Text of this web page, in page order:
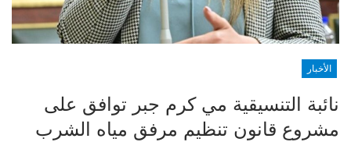
الأخبار
نائبة التنسيقية مي كرم جبر توافق على
مشروع قانون تنظيم مرفق مياه الشرب